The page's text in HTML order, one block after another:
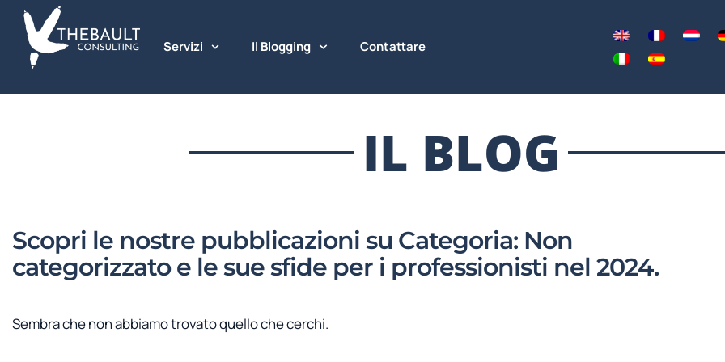
Servizi Il Blogging Contattare
IL BLOG
Scopri le nostre pubblicazioni su Categoria: Non
categorizzato e le sue sfide per i professionisti nel 2024.
Sembra che non abbiamo trovato quello che cerchi.